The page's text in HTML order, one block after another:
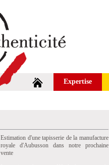
Expertise
Estimation d'une tapisserie de la manufacture
royale d'Aubusson dans notre prochaine
vente